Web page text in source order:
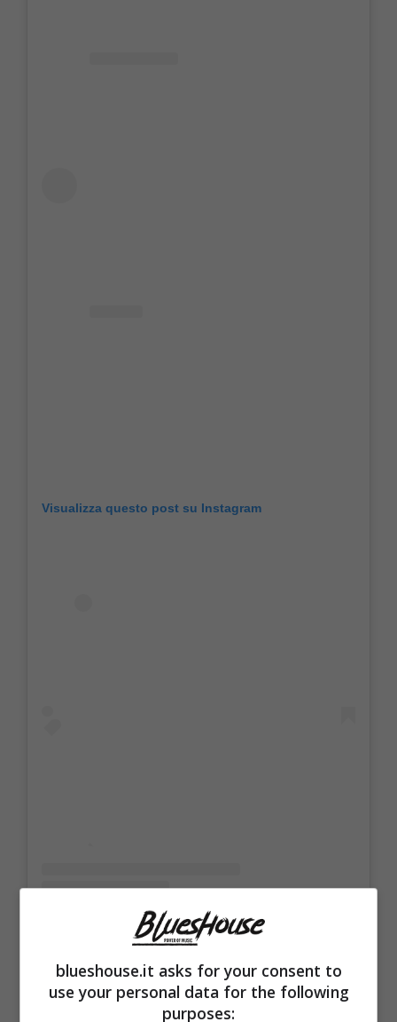
Visualizza questo post su Instagram
Un post condiviso da Ballando con le stelle (@ballandoconlestelle)
blueshouse.it asks for your consent to
use your personal data for the following
purposes: